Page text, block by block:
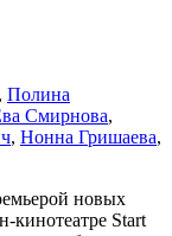
, Полина
Смирнова,
, Нонна Гришаева,
новых
Start